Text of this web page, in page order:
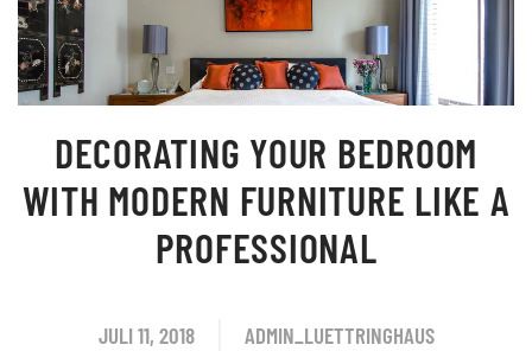
DECORATING YOUR BEDROOM
WITH MODERN FURNITURE LIKE A
PROFESSIONAL
JULI 11, 2018
ADMIN_LUETTRINGHAUS